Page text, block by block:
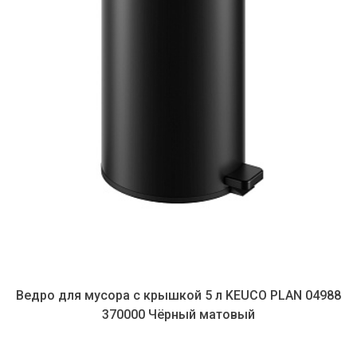
Ведро для мусора с крышкой 5 л KEUCO PLAN 04988
370000 Чёрный матовый